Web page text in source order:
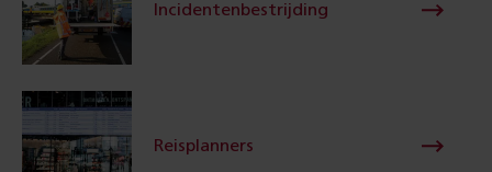
Incidentenbestrijding
Reisplanners